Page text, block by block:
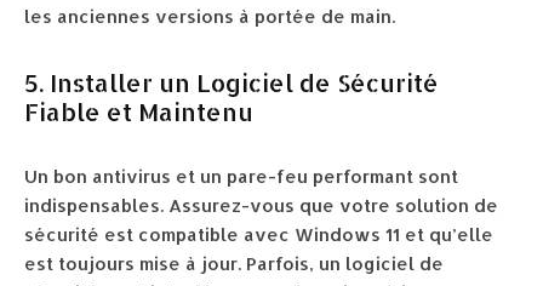
les anciennes versions à portée de main.
5. Installer un Logiciel de Sécurité
Fiable et Maintenu
Un bon antivirus et un pare-feu performant sont
indispensables. Assurez-vous que votre solution de
sécurité est compatible avec Windows 11 et qu’elle
est toujours mise à jour. Parfois, un logiciel de